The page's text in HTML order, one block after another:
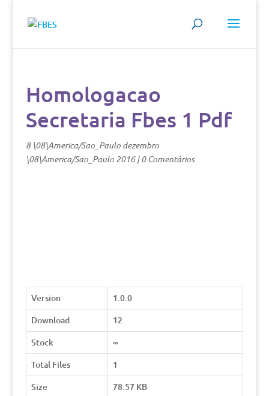
Homologacao
Secretaria Fbes 1 Pdf
8 \08\America/Sao_Paulo dezembro
\08\America/Sao_Paulo 2016|0 Comentários
Version
1.0.0
Download
12
Stock
∞
Total Files
1
Size
78.57 KB